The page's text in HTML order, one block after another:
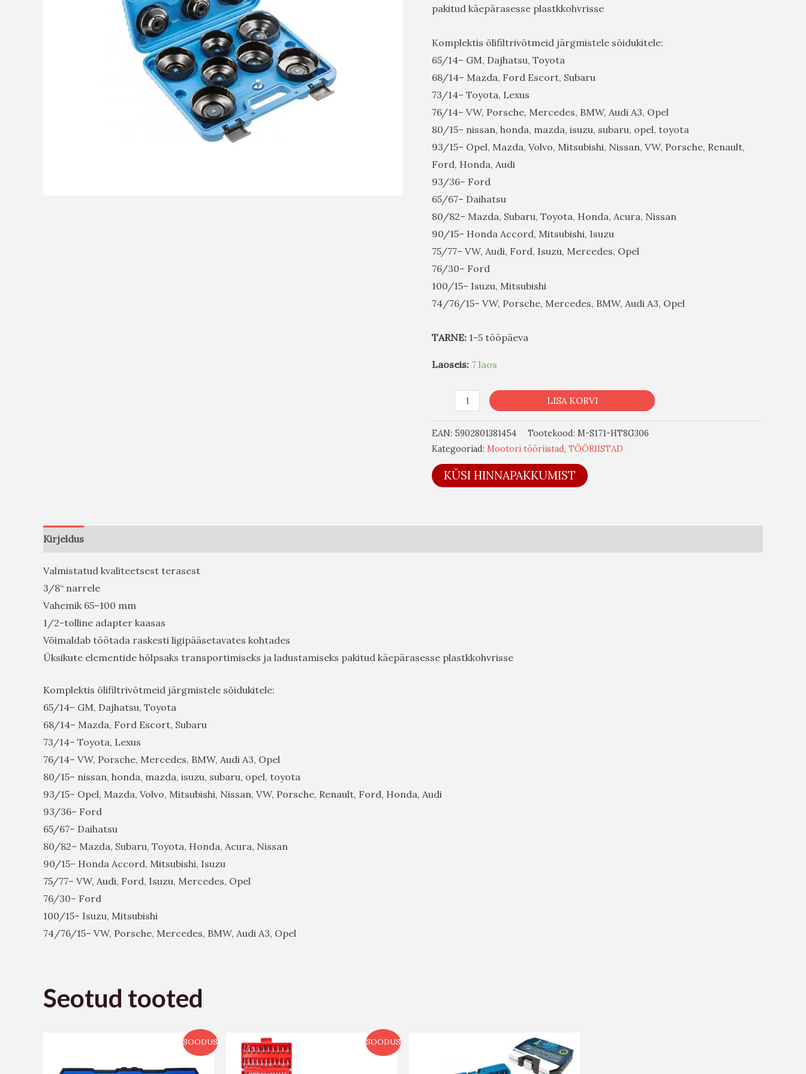
pakitud käepärasesse plastkkohvrisse
Komplektis õlifiltrivõtmeid järgmistele sõidukitele:
65/14– GM, Dajhatsu, Toyota
68/14– Mazda, Ford Escort, Subaru
73/14– Toyota, Lexus
76/14– VW, Porsche, Mercedes, BMW, Audi A3, Opel
80/15– nissan, honda, mazda, isuzu, subaru, opel, toyota
93/15– Opel, Mazda, Volvo, Mitsubishi, Nissan, VW, Porsche, Renault,
Ford, Honda, Audi
93/36– Ford
65/67– Daihatsu
80/82– Mazda, Subaru, Toyota, Honda, Acura, Nissan
90/15– Honda Accord, Mitsubishi, Isuzu
75/77– VW, Audi, Ford, Isuzu, Mercedes, Opel
76/30– Ford
100/15– Isuzu, Mitsubishi
74/76/15– VW, Porsche, Mercedes, BMW, Audi A3, Opel
TARNE: 1-5 tööpäeva
Laoseis: 7 laos
LISA KORVI
EAN: 5902801381454 Tootekood: M-S171-HT8G306
Kategooriad: Mootori tööriistad, TÖÖRIISTAD
KÜSI HINNAPAKKUMIST
Kirjeldus
Valmistatud kvaliteetsest terasest
3/8“ narrele
Vahemik 65–100 mm
1/2-tolline adapter kaasas
Võimaldab töötada raskesti ligipääsetavates kohtades
Üksikute elementide hõlpsaks transportimiseks ja ladustamiseks pakitud käepärasesse plastkkohvrisse
Komplektis õlifiltrivõtmeid järgmistele sõidukitele:
65/14– GM, Dajhatsu, Toyota
68/14– Mazda, Ford Escort, Subaru
73/14– Toyota, Lexus
76/14– VW, Porsche, Mercedes, BMW, Audi A3, Opel
80/15– nissan, honda, mazda, isuzu, subaru, opel, toyota
93/15– Opel, Mazda, Volvo, Mitsubishi, Nissan, VW, Porsche, Renault, Ford, Honda, Audi
93/36– Ford
65/67– Daihatsu
80/82– Mazda, Subaru, Toyota, Honda, Acura, Nissan
90/15– Honda Accord, Mitsubishi, Isuzu
75/77– VW, Audi, Ford, Isuzu, Mercedes, Opel
76/30– Ford
100/15– Isuzu, Mitsubishi
74/76/15– VW, Porsche, Mercedes, BMW, Audi A3, Opel
Seotud tooted
SOODUS SOODUS